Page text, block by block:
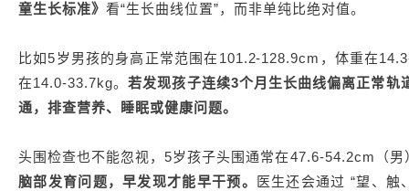
童生长标准》 看“生长曲线位置”，而非单纯比绝对值。
比如5岁男孩的身高正常范围在101.2-128.9cm，体重在
在14.0-33.7kg。若发现孩子连续3个月生长曲线偏离正常
通，排查营养、睡眠或健康问题。
头围检查也不能忽视，5岁孩子头围通常在47.6-54.2cm（
脑部发育问题，早发现才能早干预。
医生还会通过 “望、触